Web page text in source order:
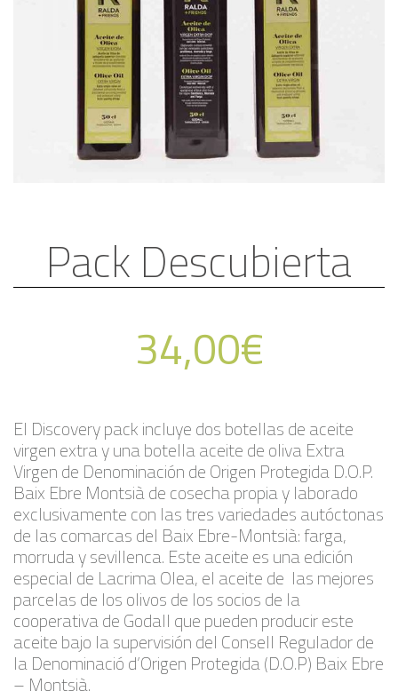
Pack Descubierta
34,00€
El Discovery pack incluye dos botellas de aceite
virgen extra y una botella aceite de oliva Extra
Virgen de Denominación de Origen Protegida D.O.P.
Baix Ebre Montsià de cosecha propia y laborado
exclusivamente con las tres variedades autóctonas
de las comarcas del Baix Ebre-Montsià: farga,
morruda y sevillenca. Este aceite es una edición
especial de Lacrima Olea, el aceite de las mejores
parcelas de los olivos de los socios de la
cooperativa de Godall que pueden producir este
aceite bajo la supervisión del Consell Regulador de
la Denominació d’Origen Protegida (D.O.P) Baix Ebre
– Montsià.